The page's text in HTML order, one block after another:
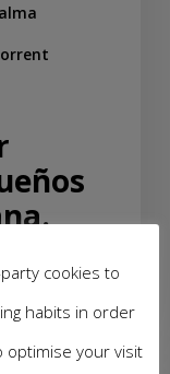
cookies to
habits in order
optimise your visit